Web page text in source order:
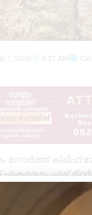
7, 2026 8:21 AM
ക്ലിഫ്
ഏഴ് മീറ്റർ
നടപ്പാതയുടെ